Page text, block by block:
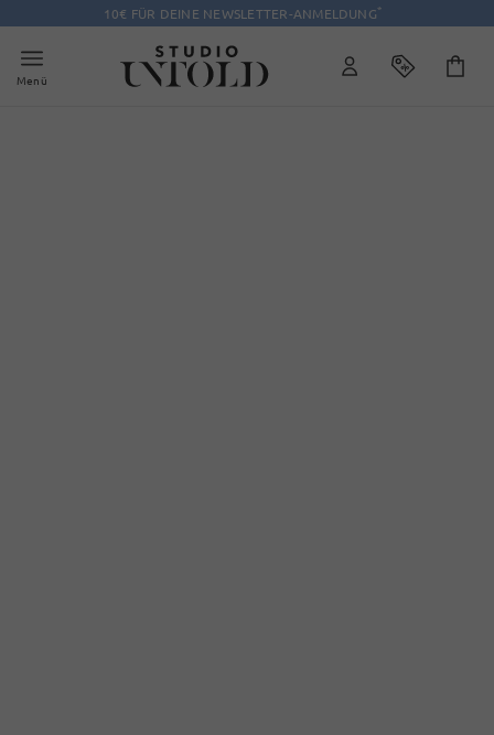
10€ FÜR DEINE NEWSLETTER-ANMELDUNG*
Menü